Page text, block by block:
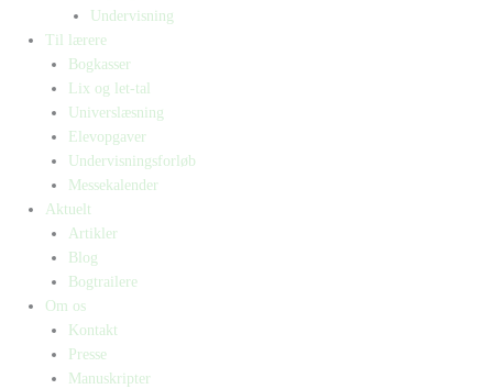
Undervisning
Til lærere
Bogkasser
Lix og let-tal
Universlæsning
Elevopgaver
Undervisningsforløb
Messekalender
Aktuelt
Artikler
Blog
Bogtrailere
Om os
Kontakt
Presse
Manuskripter